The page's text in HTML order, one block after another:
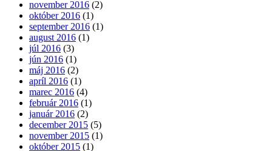
november 2016 (2)
október 2016 (1)
september 2016 (1)
august 2016 (1)
júl 2016 (3)
jún 2016 (1)
máj 2016 (2)
apríl 2016 (1)
marec 2016 (4)
február 2016 (1)
január 2016 (2)
december 2015 (5)
november 2015 (1)
október 2015 (1)